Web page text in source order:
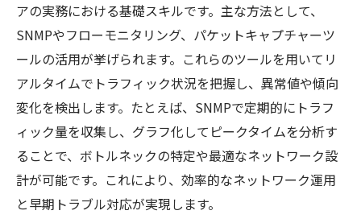
アの実務における基礎スキルです。主な方法として、
SNMPやフローモニタリング、パケットキャプチャーツ
ールの活用が挙げられます。これらのツールを用いてリ
アルタイムでトラフィック状況を把握し、異常値や傾向
変化を検出します。たとえば、SNMPで定期的にトラフ
ィック量を収集し、グラフ化してピークタイムを分析す
ることで、ボトルネックの特定や最適なネットワーク設
計が可能です。これにより、効率的なネットワーク運用
と早期トラブル対応が実現します。